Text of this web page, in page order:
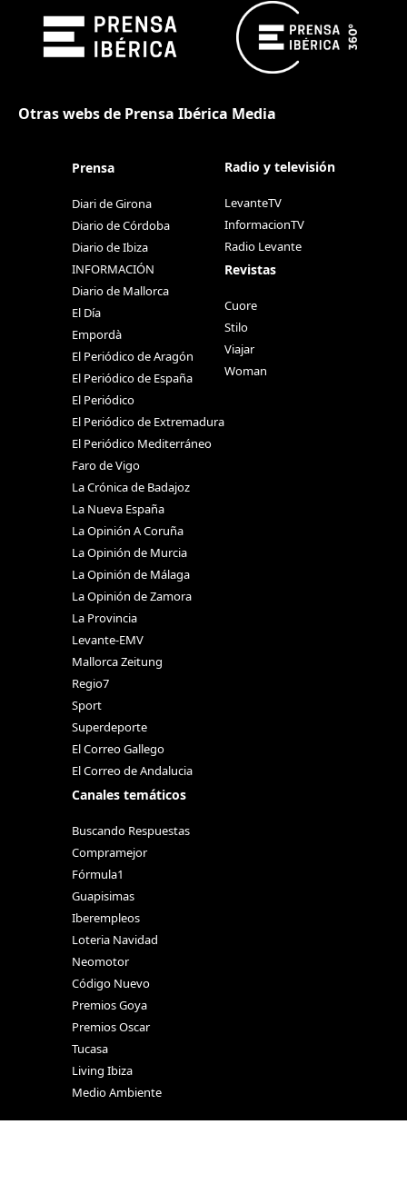
Otras webs de Prensa Ibérica Media
Prensa
Diari de Girona
Diario de Córdoba
Diario de Ibiza
INFORMACIÓN
Diario de Mallorca
El Día
Empordà
El Periódico de Aragón
El Periódico de España
El Periódico
El Periódico de Extremadura
El Periódico Mediterráneo
Faro de Vigo
La Crónica de Badajoz
La Nueva España
La Opinión A Coruña
La Opinión de Murcia
La Opinión de Málaga
La Opinión de Zamora
La Provincia
Levante-EMV
Mallorca Zeitung
Regio7
Sport
Superdeporte
El Correo Gallego
El Correo de Andalucia
Canales temáticos
Buscando Respuestas
Compramejor
Fórmula1
Guapisimas
Iberempleos
Loteria Navidad
Neomotor
Código Nuevo
Premios Goya
Premios Oscar
Tucasa
Living Ibiza
Medio Ambiente
Radio y televisión
LevanteTV
InformacionTV
Radio Levante
Revistas
Cuore
Stilo
Viajar
Woman